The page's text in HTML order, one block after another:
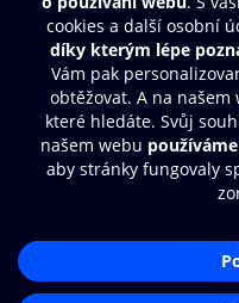
© O2 Czech Republic a.s.
Nákupní řád
Přístupnost
Zásady zpracování
Cookies